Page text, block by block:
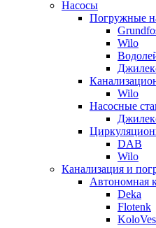
Насосы
Погружные
Wilo
Wilo
Насосные
DAB
Wilo
Канализация и
Автономная
Deka
Flotenk